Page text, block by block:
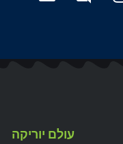
עולם יוריקה